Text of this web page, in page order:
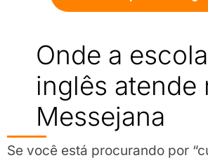
Onde a
inglês atende
Messejana
Se você está procurando por